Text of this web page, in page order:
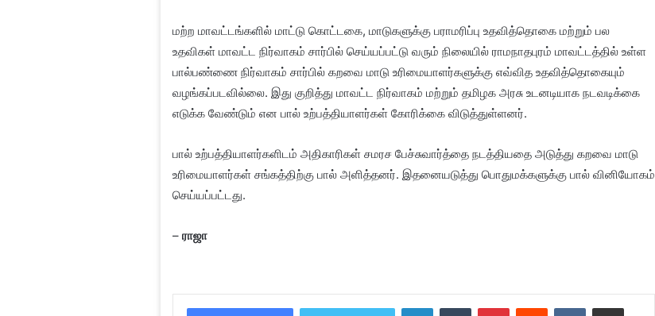
மற்ற மாவட்டங்களில் மாட்டு கொட்டகை, மாடுகளுக்கு பராமரிப்பு உதவித்தொகை மற்றும் பல
உதவிகள் மாவட்ட நிர்வாகம் சார்பில் செய்யப்பட்டு வரும் நிலையில் ராமநாதபுரம் மாவட்டத்தில் உள்ள
பால்பண்ணை நிர்வாகம் சார்பில் கறவை மாடு உரிமையாளர்களுக்கு எவ்வித உதவித்தொகையும்
வழங்கப்படவில்லை. இது குறித்து மாவட்ட நிர்வாகம் மற்றும் தமிழக அரசு உடனடியாக நடவடிக்கை
எடுக்க வேண்டும் என பால் உற்பத்தியாளர்கள் கோரிக்கை விடுத்துள்ளனர்.
பால் உற்பத்தியாளர்களிடம் அதிகாரிகள் சமரச பேச்சுவார்த்தை நடத்தியதை அடுத்து கறவை மாடு
உரிமையாளர்கள் சங்கத்திற்கு பால் அளித்தனர். இதனையடுத்து பொதுமக்களுக்கு பால் வினியோகம்
செய்யப்பட்டது.
–ராஜா
LinkedInTumblr PinterestReddit VKontakteShare via Email